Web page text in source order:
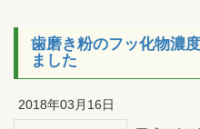
歯磨き粉のフッ化物濃
ました
2018年03月16日